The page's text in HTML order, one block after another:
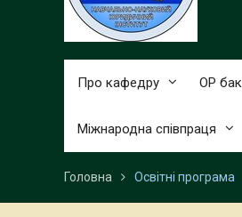
Про кафедру ОР
Міжнародна співпраця
Головна Освітні програма